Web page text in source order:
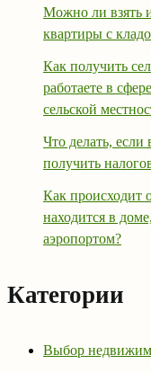
Можно ли взять
квартиры с
Как получить
работаете в
сельской
Что делать, если
получить
Как происходит
находится в
аэропортом?
Категории
Выбор